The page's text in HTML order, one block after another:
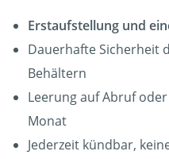
Erstaufstellung und
Dauerhafte Sicherheit
Behältern
Leerung auf Abruf
Monat
Jederzeit kündbar,